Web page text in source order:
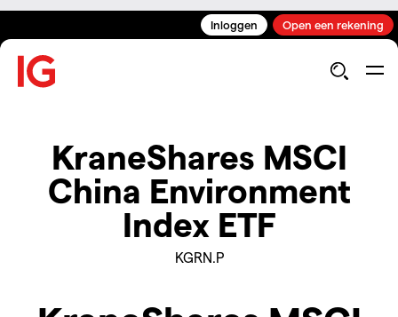
Inloggen Open een rekening
KraneShares MSCI
China Environment
Index ETF
KGRN.P